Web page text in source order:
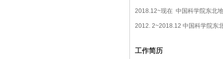
2018.12~现在 中国科学院东北
2012. 2~2018.12 中国科学院东
工作简历